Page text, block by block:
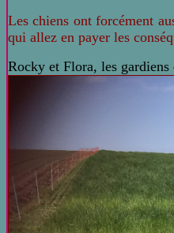
Les chiens ont forcément
qui allez en payer les
Rocky et Flora, les gardiens